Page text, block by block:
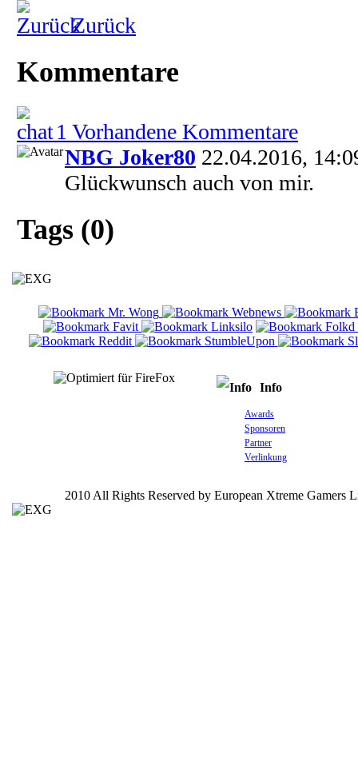
Zurück
Kommentare
1 Vorhandene Kommentare
NBG Joker80 22.04.2016,
Glückwunsch auch von mir.
Tags (0)
Info
Awards
Sponsoren
Partner
Verlinkung
2010 All Rights Reserved by European Xtreme Gamers